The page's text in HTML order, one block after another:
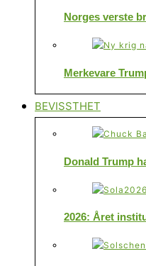
Norges verste
Merkevare
BEVISSTHET
Donald Trump
2026: Året